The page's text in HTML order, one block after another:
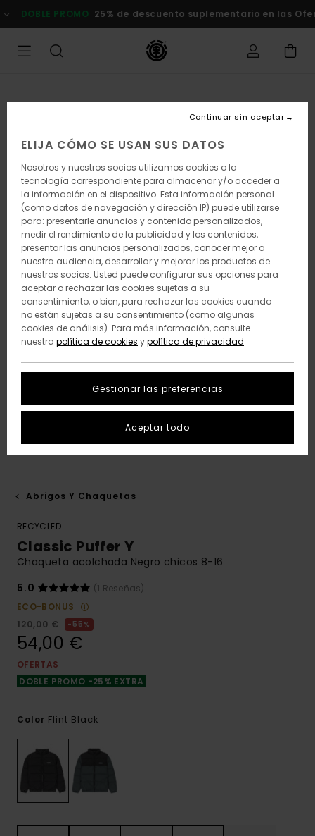
a
la
DOBLE PROMO 25% de descuento suplementario en las Ofertas
Abrigos Y Chaquetas
RECYCLED
Classic Puffer Y
Chaqueta acolchada Negro chicos 8-16
5.0
(1 Reseñas)
ECO-BONUS
120,00 €
55%
54,00 €
OFERTAS
DOBLE PROMO -25% EXTRA
Color Flint Black
ELIJA CÓMO SE USAN SUS DATOS
Nosotros y nuestros socios utilizamos cookies o la
tecnología correspondiente para almacenar y/o acceder a
la información en el dispositivo. Esta información personal
(como datos de navegación y dirección IP) puede utilizarse
para: presentarle anuncios y contenido personalizados,
medir el rendimiento de la publicidad y los contenidos,
presentar las anuncios personalizados, conocer mejor a
nuestra audiencia, desarrollar y mejorar los productos de
nuestros socios. Usted puede configurar sus opciones para
aceptar o rechazar las cookies sujetas a su
consentimiento, o bien, para rechazar las cookies cuando
no están sujetas a su consentimiento (como algunas
cookies de análisis). Para más información, consulte
nuestra política de cookies ypolítica de privacidad
Gestionar las preferencias
Continuar sin aceptar
Aceptar todo